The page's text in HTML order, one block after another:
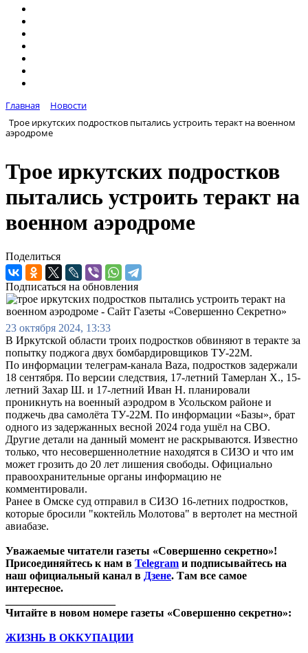
Главная
Новости
Трое иркутских подростков пытались устроить теракт на военном
аэродроме
Трое иркутских подростков
пытались устроить теракт на
военном аэродроме
Поделиться
Подписаться на обновления
23 октября 2024, 13:33
В Иркутской области троих подростков обвиняют в теракте за
попытку поджога двух бомбардировщиков ТУ-22М.
По информации телеграм-канала Baza, подростков задержали
18 сентября. По версии следствия, 17-летний Тамерлан Х., 15-
летний Захар Ш. и 17-летний Иван Н. планировали
проникнуть на военный аэродром в Усольском районе и
поджечь два самолёта ТУ-22М. По информации «Базы», брат
одного из задержанных весной 2024 года ушёл на СВО.
Другие детали на данный момент не раскрываются. Известно
только, что несовершеннолетние находятся в СИЗО и что им
может грозить до 20 лет лишения свободы. Официально
правоохранительные органы информацию не
комментировали.
Ранее в Омске суд отправил в СИЗО 16-летних подростков,
которые бросили "коктейль Молотова" в вертолет на местной
авиабазе.
Уважаемые читатели газеты «Совершенно секретно»!
Присоединяйтесь к нам в Telegram и подписывайтесь на
наш официальный канал в Дзене. Там все самое
интересное.
Читайте в новом номере газеты «Совершенно секретно»:
ЖИЗНЬ В ОККУПАЦИИ